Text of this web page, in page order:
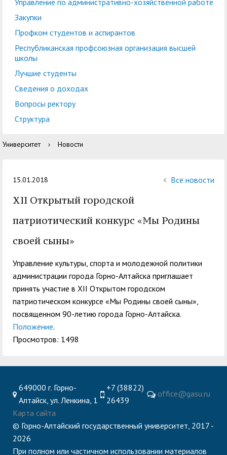
Международная
деятельность
Управление по
административно-
Закупки
Республиканская
организация высшей
Центр тестирования
иностранных граждан
по русскому языку
Центр развития
компетенций
Центр русского языка
обучающихся ГАГУ
Образовательный
Информация о
предоставлении
Управление по административно-хозяйственной работе
Закупки
Профком студентов и аспирантов
Республиканская профсоюзная организация высшей
школы
Лучшие студенты
Сведения о доходах
Вопросы ректору
Структура
Университет › Новости
15.01.2018 Все новости
XII Открытый городской
патриотический конкурс «Мы Родины
своей сыны»
Управление культуры, спорта и молодежной политики
администрации города Горно-Алтайска приглашает
принять участие в XII Открытом городском
патриотическом конкурсе «Мы Родины своей сыны»,
посвященном 90-летию города Горно-Алтайска.
Положение.
Просмотров: 1498
649000 г. Горно-
Алтайск, ул. Ленкина, 1
+7 (38822)
26439
office@gasu.ru
Карта сайта
© Горно-Алтайский государственный университет, 2017 -
2026
При полном или частичном использовании материалов